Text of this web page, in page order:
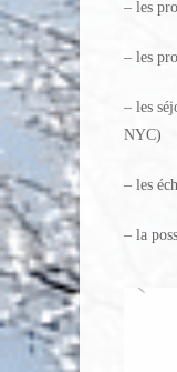
– les
– les
– les
NYC)
– les
– la